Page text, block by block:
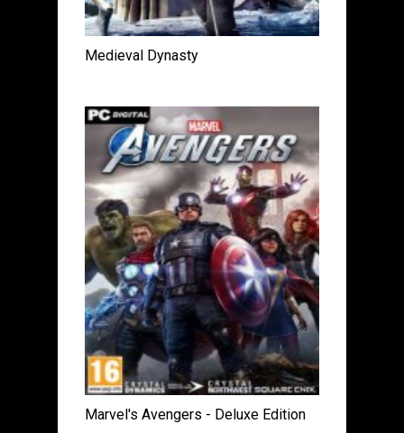
Medieval Dynasty
Marvel's Avengers - Deluxe Edition